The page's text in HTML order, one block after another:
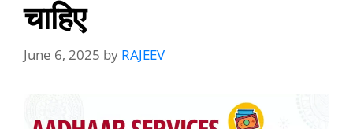
चाहिए
June 6, 2025 by RAJEEV